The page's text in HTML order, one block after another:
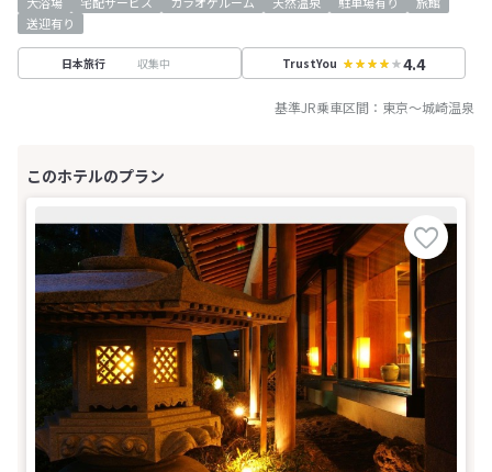
送迎有り
日本旅行 収集中 TrustYou 4.4
基準JR乗車区間： 東京～城崎温泉